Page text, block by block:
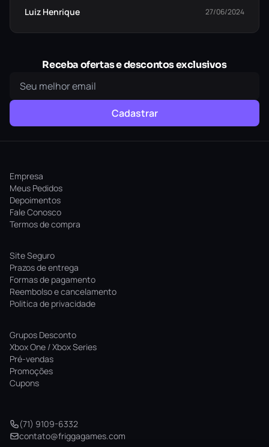
Luiz Henrique
27/06/2024
Receba ofertas e descontos exclusivos
Cadastrar
Empresa
Meus Pedidos
Depoimentos
Fale Conosco
Termos de compra
Site Seguro
Prazos de entrega
Formas de pagamento
Reembolso e cancelamento
Politica de privacidade
Grupos Desconto
Xbox One / Xbox Series
Pré-vendas
Promoções
Cupons
(71) 9109-6332
contato@friggagames.com